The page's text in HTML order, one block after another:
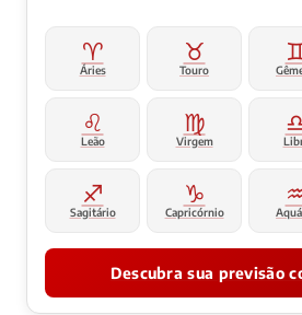
♈
Áries
♉
Touro
♌
Leão
♍
Virgem
♐
Sagitário
♑
Capricórnio
Descubra sua previsão